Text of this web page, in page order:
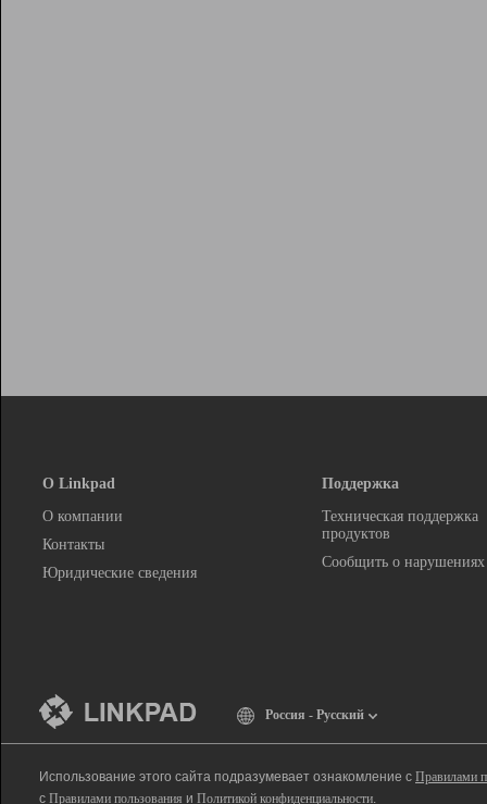
О Linkpad
О компании
Контакты
Юридические сведения
Поддержка
Техническая поддержка
продуктов
Сообщить о нарушениях
Россия - Русский
Использование этого сайта подразумевает ознакомление с Правилами
с Правилами пользования и Политикой конфиденциальности.